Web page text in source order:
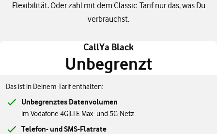
Flexibilität. Oder zahl mit dem Classic-Tarif nur das, was Du
verbrauchst.
CallYa Black
Unbegrenzt
Das ist in Deinem Tarif enthalten:
Unbegrenztes Datenvolumen
im Vodafone 4G|LTE Max- und 5G-Netz
Telefon- und SMS-Flatrate